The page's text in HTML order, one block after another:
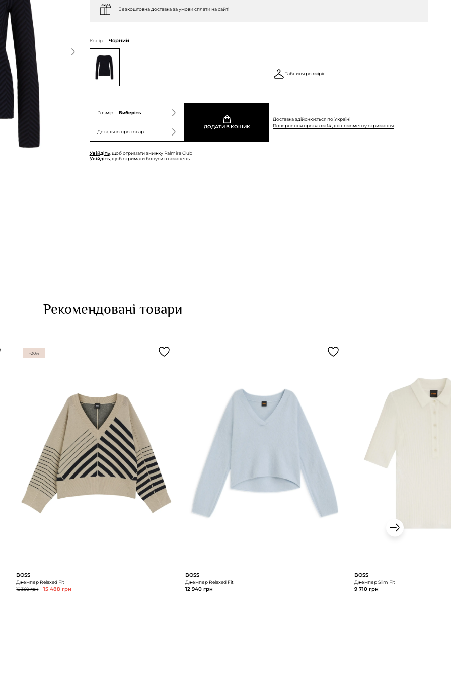
Безкоштовна доставка за умови сплати на сайті
Колір: Чорний
Таблиця розмірів
Розмір: Виберіть
Детально про товар
ДОДАТИ В КОШИК
Доставка здійснюється по Україні
Повернення протягом 14 днів з моменту отримання
Увійдіть, щоб отримати знижку Palmira Club
Увійдіть, щоб отримати бонуси в гаманець
Рекомендовані товари
-20%
BOSS
Джемпер Relaxed Fit
19 360 грн
15 488 грн
BOSS
Джемпер Relaxed Fit
12 940 грн
BOSS
Джемпер Slim Fit
9 710 грн